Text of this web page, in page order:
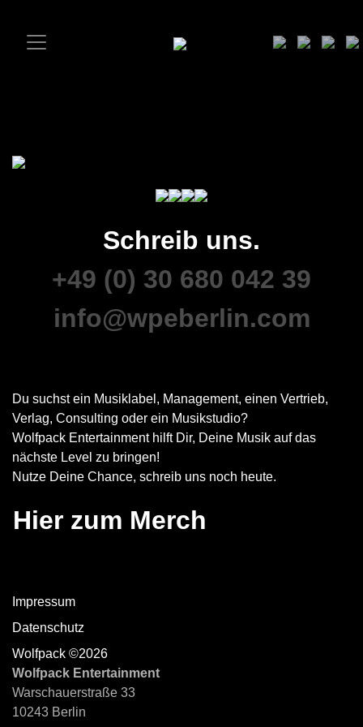
Schreib uns.
+49 (0) 30 680 042 39
info@wpeberlin.com
Du suchst ein Musiklabel, Management, einen Vertrieb,
Verlag, Consulting oder ein Musikstudio?
Wolfpack Entertainment hilft Dir, Deine Musik auf das
nächste Level zu bringen!
Nutze Deine Chance, schreib uns noch heute.
Hier zum Merch
Impressum
Datenschutz
Wolfpack ©2026
Wolfpack Entertainment
Warschauerstraße 33
10243 Berlin